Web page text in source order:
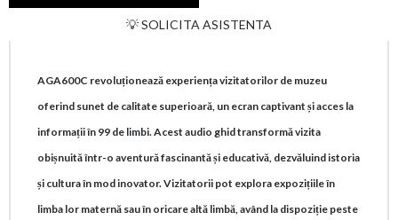
💡 SOLICITA ASISTENTA
AGA600C revoluționează experiența vizitatorilor de muzeu
oferind sunet de calitate superioară, un ecran captivant și acces la
informații în 99 de limbi. Acest audio ghid transformă vizita
obișnuită într-o aventură fascinantă și educativă, dezvăluind istoria
și cultura în mod inovator. Vizitatorii pot explora expozițiile în
limba lor maternă sau în oricare altă limbă, având la dispoziție peste